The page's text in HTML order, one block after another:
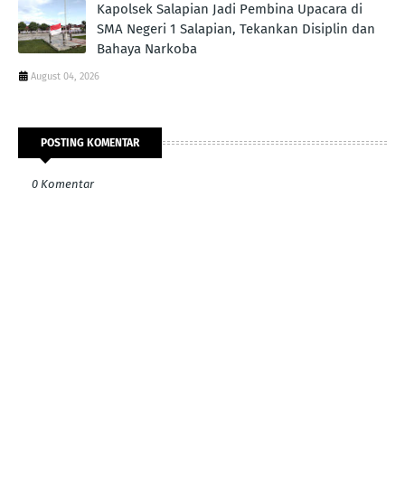
Kapolsek Salapian Jadi Pembina Upacara di
SMA Negeri 1 Salapian, Tekankan Disiplin dan
Bahaya Narkoba
August 04, 2026
POSTING KOMENTAR
0 Komentar